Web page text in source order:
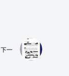
下一